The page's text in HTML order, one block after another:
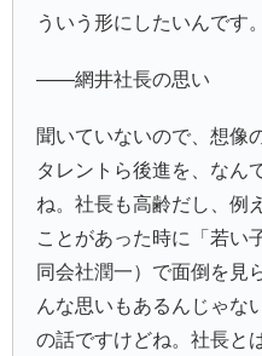
ういう形にしたいんです。
――網井社長の思い
聞いていないので、想像
タレントら後進を、なん
ね。社長も高齢だし、例
ことがあった時に「若い
同会社潤一）で面倒を見
んな思いもあるんじゃな
の話ですけどね。社長と